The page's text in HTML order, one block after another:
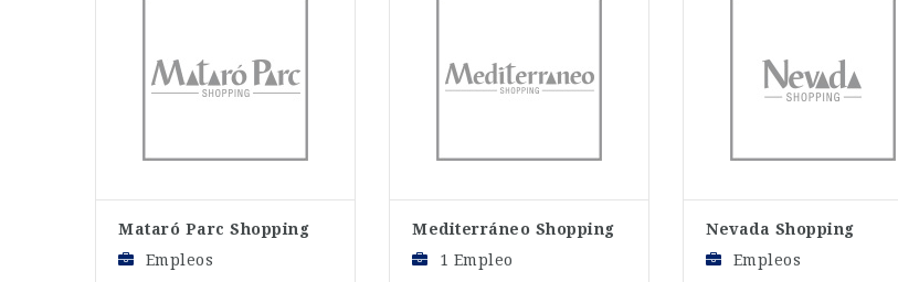
Mataró Parc Shopping
Empleos
Mediterráneo Shopping
1 Empleo
Nevada Shopping
Empleos